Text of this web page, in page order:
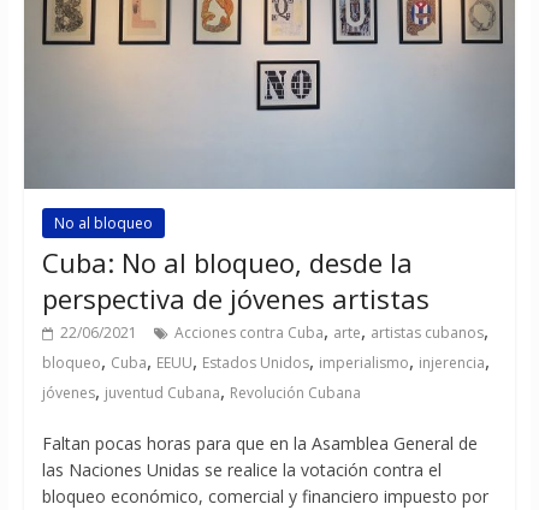
No al bloqueo
Cuba: No al bloqueo, desde la
perspectiva de jóvenes artistas
22/06/2021 Acciones contra Cuba, arte, artistas cubanos,
bloqueo, Cuba, EEUU, Estados Unidos, imperialismo, injerencia,
jóvenes, juventud Cubana, Revolución Cubana
Faltan pocas horas para que en la Asamblea General de
las Naciones Unidas se realice la votación contra el
bloqueo económico, comercial y financiero impuesto por